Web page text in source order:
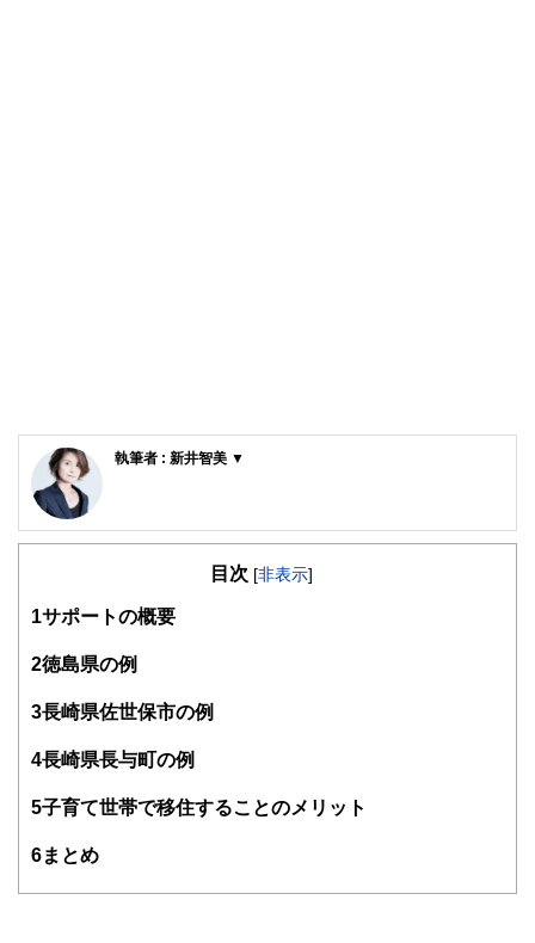
執筆者 : 新井智美 ▼
（保有資格）
・１級ファイナンシャル・プランニング技能士
・DC(確定拠出年金)プランナー
・住宅ローンアドバイザー
マネーコンサルタントとしての個人向け相談、NISA・
るセミナー講師のほか、金融メディアへの執筆および監修に
以上の執筆・監修をこなしており、これまでの執筆・監修実
目次 [非表示]
1サポートの概要
2徳島県の例
3長崎県佐世保市の例
4長崎県長与町の例
5子育て世帯で移住することのメリット
6まとめ